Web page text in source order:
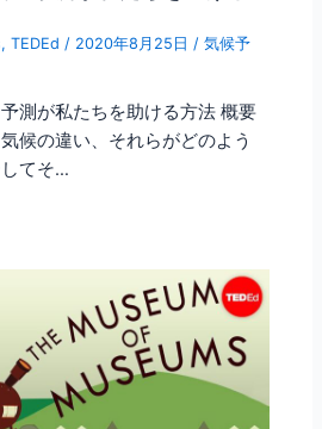
,TEDEd / 2020年8月25日/気候予
測が私たちを助ける方法 概要
候の違い、それらがどのよう
てそ…